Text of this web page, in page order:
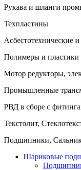
Рукава и шланги
Техпластины
Асбестотехнические
Полимеры и пластики
Мотор редукторы,
Промышленные
РВД в сборе с
Текстолит,
Подшипники,
Шариковые